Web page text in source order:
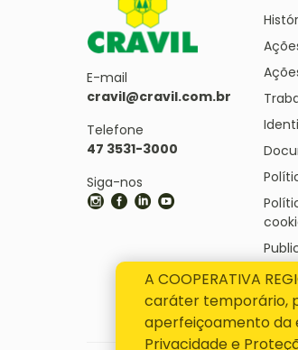
E-mail
cravil@cravil.com.br
Telefone
47 3531-3000
Siga-nos
A COOPERATIVA
caráter temporário,
aperfeiçoamento da
Privacidade e